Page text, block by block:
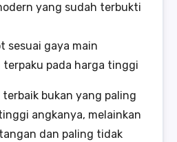
yang sudah terbukti
sesuai gaya main
pada harga tinggi
terbaik bukan yang paling
angkanya, melainkan
dan paling tidak